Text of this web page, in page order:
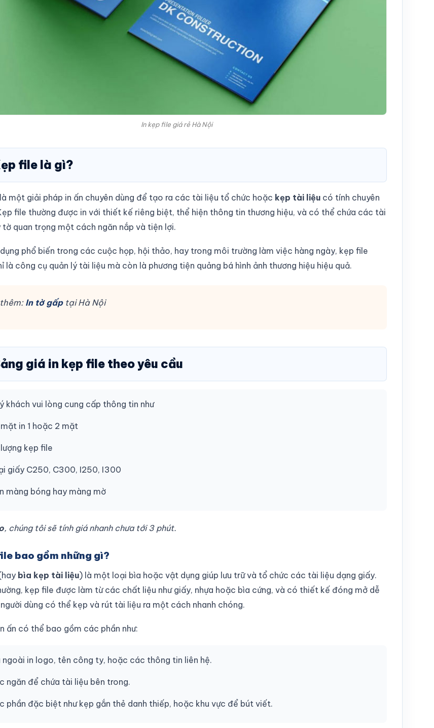
In kẹp file giá rẻ Hà Nội
file là gì?
là một giải pháp in ấn chuyên dùng để tạo ra các tài liệu tổ chức hoặc kẹp tài liệu có tính chuyên
file thường được in với thiết kế riêng biệt, thể hiện thông tin thương hiệu, và có thể chứa các tài
tờ quan trọng một cách ngăn nắp và tiện lợi.
phổ biến trong các cuộc họp, hội thảo, hay trong môi trường làm việc hàng ngày, kẹp file
là công cụ quản lý tài liệu mà còn là phương tiện quảng bá hình ảnh thương hiệu hiệu quả.
In tờ gấptại Hà Nội
giá in kẹp file theo yêu cầu
khách vui lòng cung cấp thông tin như
in 1 hoặc 2 mặt
kẹp file
giấy C250, C300, I250, I300
màng bóng hay màng mờ
, chúng tôi sẽ tính giá nhanh chưa tới 3 phút.
bao gồm những gì?
bìa kẹp tài liệu) là một loại bìa hoặc vật dụng giúp lưu trữ và tổ chức các tài liệu dạng giấy.
kẹp file được làm từ các chất liệu như giấy, nhựa hoặc bìa cứng, và có thiết kế đóng mở dễ
dùng có thể kẹp và rút tài liệu ra một cách nhanh chóng.
ấn có thể bao gồm các phần như:
ngoài in logo, tên công ty, hoặc các thông tin liên hệ.
ngăn để chứa tài liệu bên trong.
phần đặc biệt như kẹp gắn thẻ danh thiếp, hoặc khu vực để bút viết.